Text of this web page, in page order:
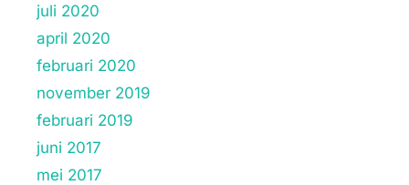
juli 2020
april 2020
februari 2020
november 2019
februari 2019
juni 2017
mei 2017